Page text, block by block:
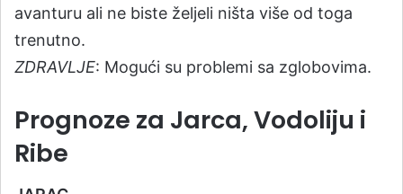
avanturu ali ne biste željeli ništa više od toga
trenutno.
ZDRAVLJE: Mogući su problemi sa zglobovima.
Prognoze za Jarca, Vodoliju i
Ribe